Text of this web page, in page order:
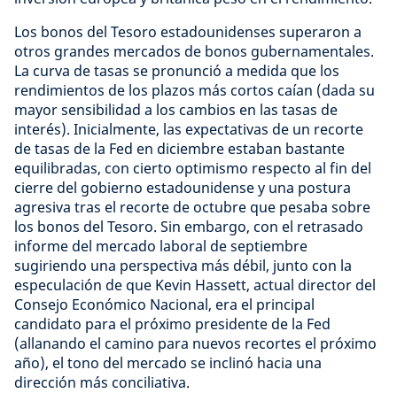
Los bonos del Tesoro estadounidenses superaron a
otros grandes mercados de bonos gubernamentales.
La curva de tasas se pronunció a medida que los
rendimientos de los plazos más cortos caían (dada su
mayor sensibilidad a los cambios en las tasas de
interés). Inicialmente, las expectativas de un recorte
de tasas de la Fed en diciembre estaban bastante
equilibradas, con cierto optimismo respecto al fin del
cierre del gobierno estadounidense y una postura
agresiva tras el recorte de octubre que pesaba sobre
los bonos del Tesoro. Sin embargo, con el retrasado
informe del mercado laboral de septiembre
sugiriendo una perspectiva más débil, junto con la
especulación de que Kevin Hassett, actual director del
Consejo Económico Nacional, era el principal
candidato para el próximo presidente de la Fed
(allanando el camino para nuevos recortes el próximo
año), el tono del mercado se inclinó hacia una
dirección más conciliativa.